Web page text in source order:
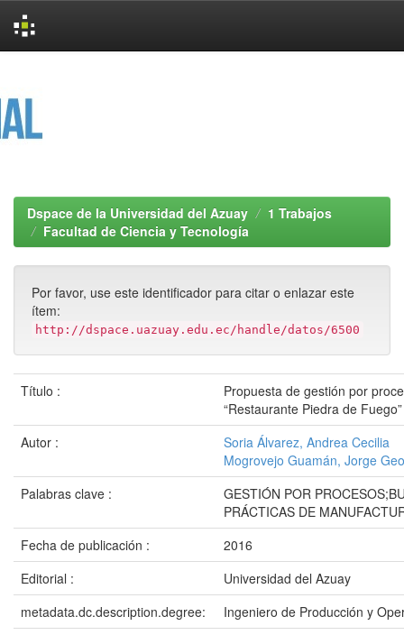
Dspace de la Universidad del Azuay
1 Trabajos
Facultad de Ciencia y Tecnología
Por favor, use este identificador para citar o enlazar este
ítem:
http://dspace.uazuay.edu.ec/handle/datos/6500
Título :
Propuesta de gestión por
“Restaurante Piedra de Fuego”
Autor :
Soria Álvarez, Andrea Cecilia
Mogrovejo Guamán, Jorge
Palabras clave :
GESTIÓN POR
PRÁCTICAS DE
Fecha de publicación :
2016
Editorial :
Universidad del Azuay
metadata.dc.description.degree:
Ingeniero de Producción y